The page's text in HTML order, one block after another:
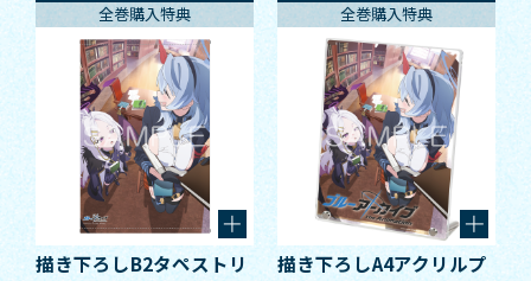
全巻購入特典
描き下ろしB2タペストリ
全巻購入特典
描き下ろしA4アクリルプ